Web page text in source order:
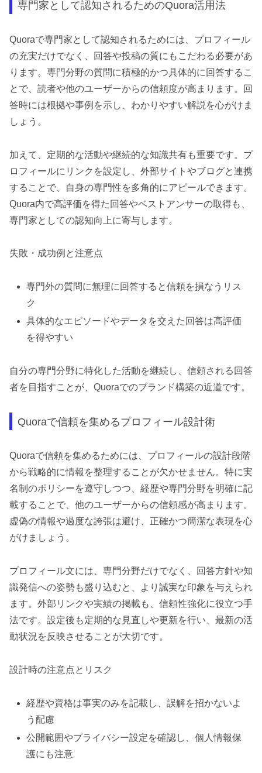
専門家として認知されるためのQuora活用法
Quoraで専門家として認知されるためには、プロフィール
の充実だけでなく、回答や投稿の質にもこだわる必要があ
ります。専門分野の質問に積極的かつ具体的に回答するこ
とで、読者や他のユーザーからの信頼度が高まります。回
答時には根拠や事例を示し、わかりやすい解説を心がけま
しょう。
加えて、定期的な活動や継続的な知識共有も重要です。プ
ロフィールにリンクを設定し、外部サイトやブログと連携
することで、自身の専門性を多角的にアピールできます。
Quora内で高評価を得た回答やベストアンサーの取得も、
専門家としての認知向上に寄与します。
失敗・成功例と注意点
専門外の質問に無理に回答すると信頼を損なうリス
ク
具体的なエピソードやデータを交えた回答は高評価
を得やすい
自分の専門分野に特化した活動を継続し、信頼される回答
者を目指すことが、Quoraでのブランド構築の近道です。
Quoraで信頼を集めるプロフィール設計術
Quoraで信頼を集めるためには、プロフィールの設計段階
から戦略的に情報を整理することが欠かせません。特に実
名制のポリシーを遵守しつつ、経歴や専門分野を明確に記
載することで、他のユーザーからの信頼感が高まります。
虚偽の情報や過度な誇張は避け、正確かつ簡潔な表現を心
がけましょう。
プロフィール文には、専門分野だけでなく、回答方針や知
識発信への姿勢も盛り込むと、より誠実な印象を与えられ
ます。外部リンクや実績の掲載も、信頼性強化に役立つ手
法です。設定後も定期的な見直しや更新を行い、最新の活
動状況を反映させることが大切です。
設計時の注意点とリスク
経歴や資格は事実のみを記載し、誤解を招かないよ
う配慮
公開範囲やプライバシー設定を確認し、個人情報保
護にも注意